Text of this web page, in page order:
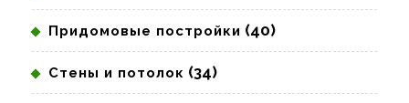
Придомовые постройки (40)
Стены и потолок (34)